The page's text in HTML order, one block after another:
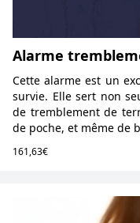
Alarme
Cette alarme est un
survie. Elle sert non
de tremblement de
de poche, et même de
161,63€